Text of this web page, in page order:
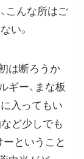
こんな所はご
い。
は断ろうか
ギー、まな板
入ってもい
ど少しでも
ーということ